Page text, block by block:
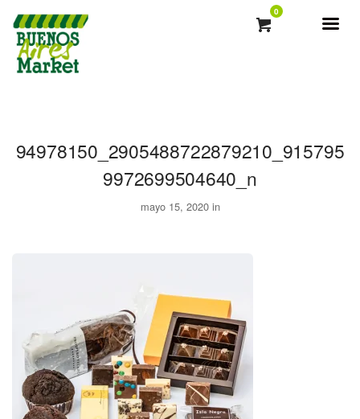
0
94978150_2905488722879210_915795
9972699504640_n
mayo 15, 2020 in